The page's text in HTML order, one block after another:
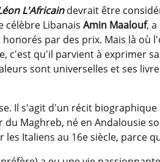
L'Africaindevrait être
célèbre Libanais Amin Maalouf,
par des prix. Mais là où
c'est qu'il parvient à exprimer
sont universelles et ses
Il s'agit d'un récit
Maghreb, né en Andalousie
les Italiens au 16e siècle, parce